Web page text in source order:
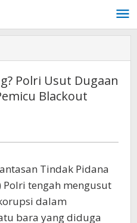
Melayang?
Blackout
Polri Usut Dugaan
Blackout
Tindak Pidana
tengah mengusut
dalam
bara yang diduga